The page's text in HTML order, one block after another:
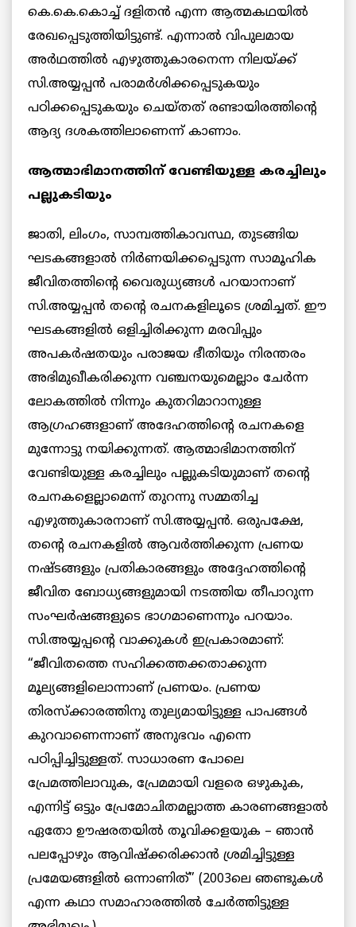
കെ.കെ.കൊച്ച് ദളിതൻ എന്ന ആത്മകഥയിൽ
രേഖപ്പെടുത്തിയിട്ടുണ്ട്. എന്നാൽ വിപുലമായ
അര്‍ഥത്തിൽ എഴുത്തുകാരനെന്ന നിലയ്ക്ക്
സി.അയ്യപ്പന്‍ പരാമര്‍ശിക്കപ്പെടുകയും
പഠിക്കപ്പെടുകയും ചെയ്തത് രണ്ടായിരത്തിന്റെ
ആദ്യ ദശകത്തിലാണെന്ന് കാണാം.
ആത്മാഭിമാനത്തിന് വേണ്ടിയുള്ള കരച്ചിലും
പല്ലുകടിയും
ജാതി, ലിംഗം, സാമ്പത്തികാവസ്ഥ, തുടങ്ങിയ
ഘടകങ്ങളാല്‍ നിര്‍ണയിക്കപ്പെടുന്ന സാമൂഹിക
ജീവിതത്തിന്റെ വൈരുധ്യങ്ങള്‍ പറയാനാണ്
സി.അയ്യപ്പന്‍ തന്റെ രചനകളിലൂടെ ശ്രമിച്ചത്. ഈ
ഘടകങ്ങളില്‍ ഒളിച്ചിരിക്കുന്ന മരവിപ്പും
അപകര്‍ഷതയും പരാജയ ഭീതിയും നിരന്തരം
അഭിമുഖീകരിക്കുന്ന വഞ്ചനയുമെല്ലാം ചേര്‍ന്ന
ലോകത്തില്‍ നിന്നും കുതറിമാറാനുള്ള
ആഗ്രഹങ്ങളാണ് അദേഹത്തിന്റെ രചനകളെ
മുന്നോട്ടു നയിക്കുന്നത്. ആത്മാഭിമാനത്തിന്
വേണ്ടിയുള്ള കരച്ചിലും പല്ലുകടിയുമാണ്‌ തന്റെ
രചനകളെല്ലാമെന്ന് തുറന്നു സമ്മതിച്ച
എഴുത്തുകാരനാണ് സി.അയ്യപ്പന്‍. ഒരുപക്ഷേ,
തന്റെ രചനകളില്‍ ആവര്‍ത്തിക്കുന്ന പ്രണയ
നഷ്ടങ്ങളും പ്രതികാരങ്ങളും അദ്ദേഹത്തിന്റെ
ജീവിത ബോധ്യങ്ങളുമായി നടത്തിയ തീപാറുന്ന
സംഘര്‍ഷങ്ങളുടെ ഭാഗമാണെന്നും പറയാം.
സി.അയ്യപ്പന്റെ വാക്കുകള്‍ ഇപ്രകാരമാണ്:
“ജീവിതത്തെ സഹിക്കത്തക്കതാക്കുന്ന
മൂല്യങ്ങളിലൊന്നാണ് പ്രണയം. പ്രണയ
തിരസ്ക്കാരത്തിനു തുല്യമായിട്ടുള്ള പാപങ്ങള്‍
കുറവാണെന്നാണ് അനുഭവം എന്നെ
പഠിപ്പിച്ചിട്ടുള്ളത്‌. സാധാരണ പോലെ
പ്രേമത്തിലാവുക, പ്രേമമായി വളരെ ഒഴുകുക,
എന്നിട്ട് ഒട്ടും പ്രേമോചിതമല്ലാത്ത കാരണങ്ങളാല്‍
ഏതോ ഊഷരതയിൽ തൂവിക്കളയുക – ഞാൻ
പലപ്പോഴും ആവിഷ്ക്കരിക്കാൻ ശ്രമിച്ചിട്ടുള്ള
പ്രമേയങ്ങളില്‍ ഒന്നാണിത്” (2003ലെ ഞണ്ടുകള്‍
എന്ന കഥാ സമാഹാരത്തില്‍ ചേര്‍ത്തിട്ടുള്ള